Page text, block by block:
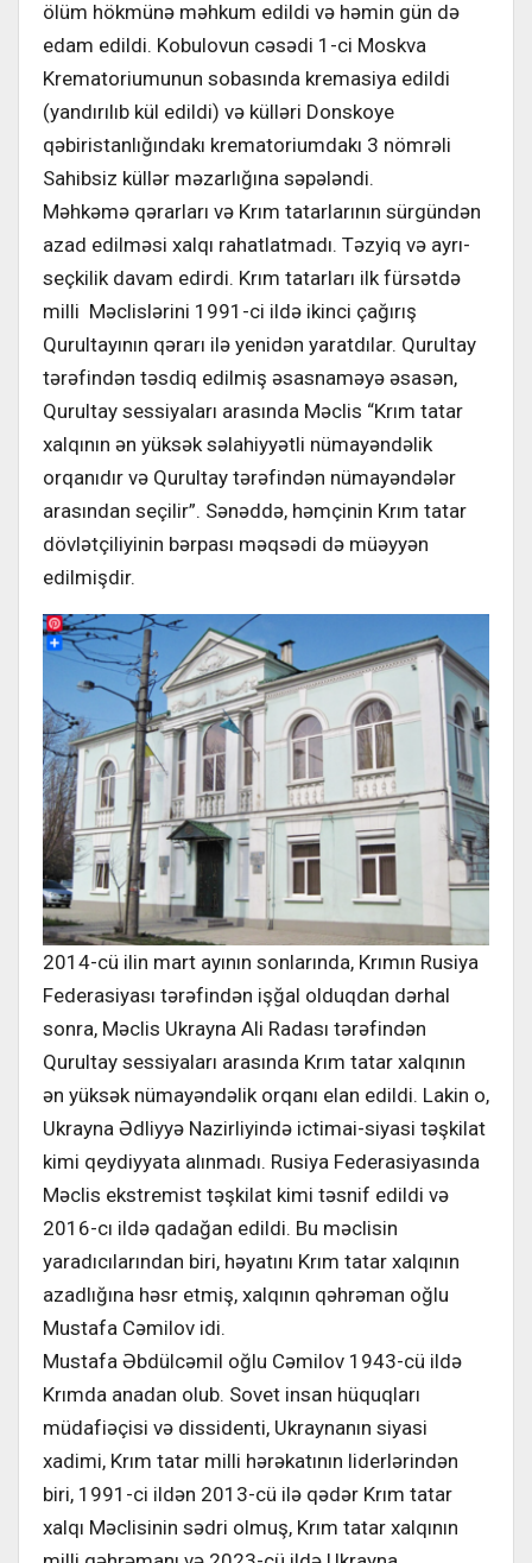
ölüm hökmünə məhkum edildi və həmin gün də
edam edildi. Kobulovun cəsədi 1-ci Moskva
Krematoriumunun sobasında kremasiya edildi
(yandırılıb kül edildi) və külləri Donskoye
qəbiristanlığındakı krematoriumdakı 3 nömrəli
Sahibsiz küllər məzarlığına səpələndi.
Məhkəmə qərarları və Krım tatarlarının sürgündən
azad edilməsi xalqı rahatlatmadı. Təzyiq və ayrı-
seçkilik davam edirdi. Krım tatarları ilk fürsətdə
milli Məclislərini 1991-ci ildə ikinci çağırış
Qurultayının qərarı ilə yenidən yaratdılar. Qurultay
tərəfindən təsdiq edilmiş əsasnaməyə əsasən,
Qurultay sessiyaları arasında Məclis “Krım tatar
xalqının ən yüksək səlahiyyətli nümayəndəlik
orqanıdır və Qurultay tərəfindən nümayəndələr
arasından seçilir”. Sənəddə, həmçinin Krım tatar
dövlətçiliyinin bərpası məqsədi də müəyyən
edilmişdir.
2014-cü ilin mart ayının sonlarında, Krımın Rusiya
Federasiyası tərəfindən işğal olduqdan dərhal
sonra, Məclis Ukrayna Ali Radası tərəfindən
Qurultay sessiyaları arasında Krım tatar xalqının
ən yüksək nümayəndəlik orqanı elan edildi. Lakin o,
Ukrayna Ədliyyə Nazirliyində ictimai-siyasi təşkilat
kimi qeydiyyata alınmadı. Rusiya Federasiyasında
Məclis ekstremist təşkilat kimi təsnif edildi və
2016-cı ildə qadağan edildi. Bu məclisin
yaradıcılarından biri, həyatını Krım tatar xalqının
azadlığına həsr etmiş, xalqının qəhrəman oğlu
Mustafa Cəmilov idi.
Mustafa Əbdülcəmil oğlu Cəmilov 1943-cü ildə
Krımda anadan olub. Sovet insan hüquqları
müdafiəçisi və dissidenti, Ukraynanın siyasi
xadimi, Krım tatar milli hərəkatının liderlərindən
biri, 1991-ci ildən 2013-cü ilə qədər Krım tatar
xalqı Məclisinin sədri olmuş, Krım tatar xalqının